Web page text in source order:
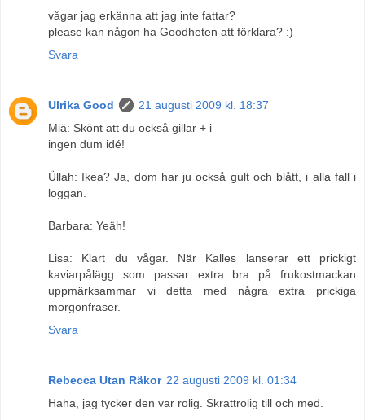
vågar jag erkänna att jag inte fattar?
please kan någon ha Goodheten att förklara? :)
Svara
Ulrika Good
21 augusti 2009 kl. 18:37
Miä: Skönt att du också gillar + i
ingen dum idé!
Üllah: Ikea? Ja, dom har ju också gult och blått, i alla fall i
loggan.
Barbara: Yeäh!
Lisa: Klart du vågar. När Kalles lanserar ett prickigt
kaviarpålägg som passar extra bra på frukostmackan
uppmärksammar vi detta med några extra prickiga
morgonfraser.
Svara
Rebecca Utan Räkor 22 augusti 2009 kl. 01:34
Haha, jag tycker den var rolig. Skrattrolig till och med.